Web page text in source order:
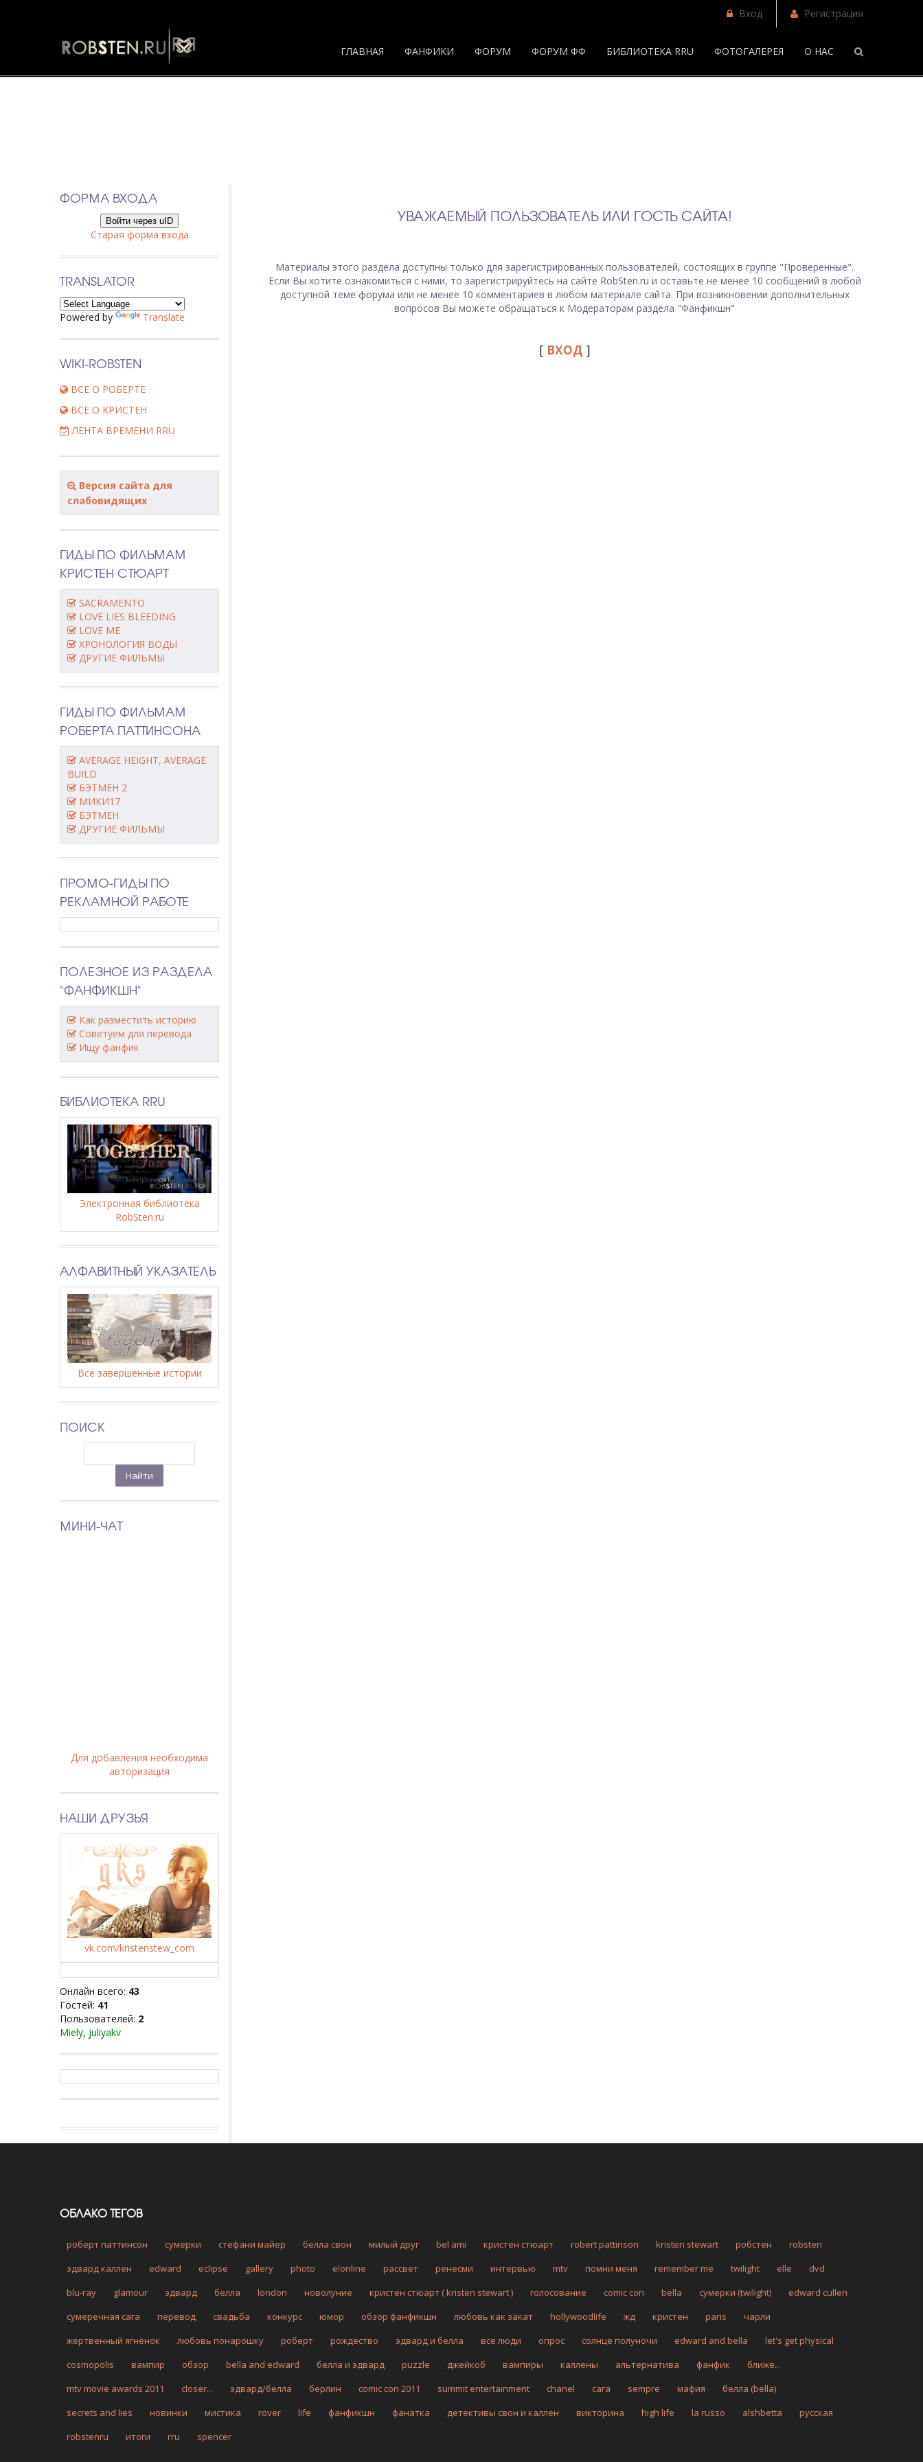
Вход Регистрация
ГЛАВНАЯ ФАНФИКИ ФОРУМ ФОРУМ ФФ БИБЛИОТЕКА RRU ФОТОГАЛЕРЕЯ О НАС
УВАЖАЕМЫЙ ПОЛЬЗОВАТЕЛЬ ИЛИ ГОСТЬ САЙТА!
Материалы этого раздела доступны только для зарегистрированных пользователей, состоящих в группе "Проверенные".
Если Вы хотите ознакомиться с ними, то зарегистрируйтесь на сайте RobSten.ru и оставьте не менее 10 сообщений в любой
доступной теме форума или не менее 10 комментариев в любом материале сайта. При возникновении дополнительных
вопросов Вы можете обращаться к Модераторам раздела "Фанфикшн"
[ ВХОД ]
ФОРМА ВХОДА
Войти через uID
Старая форма входа
TRANSLATOR
Powered by Translate
WIKI-ROBSTEN
ВСЕ О РОБЕРТЕ
ВСЕ О КРИСТЕН
ЛЕНТА ВРЕМЕНИ RRU
Версия сайта для
слабовидящих
ГИДЫ ПО ФИЛЬМАМ
КРИСТЕН СТЮАРТ
SACRAMENTO
LOVE LIES BLEEDING
LOVE ME
ХРОНОЛОГИЯ ВОДЫ
ДРУГИЕ ФИЛЬМЫ
ГИДЫ ПО ФИЛЬМАМ
РОБЕРТА ПАТТИНСОНА
AVERAGE HEIGHT, AVERAGE
BUILD
БЭТМЕН 2
МИКИ17
БЭТМЕН
ДРУГИЕ ФИЛЬМЫ
ПРОМО-ГИДЫ ПО
РЕКЛАМНОЙ РАБОТЕ
ПОЛЕЗНОЕ ИЗ РАЗДЕЛА
"ФАНФИКШН"
Как разместить историю
Советуем для перевода
Ищу фанфик
БИБЛИОТЕКА RRU
Электронная библиотека
RobSten.ru
АЛФАВИТНЫЙ УКАЗАТЕЛЬ
Все завершенные истории
ПОИСК
МИНИ-ЧАТ
Для добавления необходима
авторизация
НАШИ ДРУЗЬЯ
vk.com/kristenstew_com
Онлайн всего: 43
Гостей: 41
Пользователей: 2
Miely, juliyakv
ОБЛАКО ТЕГОВ
роберт паттинсон сумерки стефани майер белла свон милый друг bel ami кристен стюарт robert pattinson kristen stewart робстен
robsten
эдвард каллен
edward eclipse gallery photo e!online рассвет ренесми интервью mtv помни меня remember me twilight elle
dvd
blu-ray
glamour эдвард белла london новолуние кристен стюарт ( kristen stewart ) голосование comic con bella сумерки (twilight)
edward cullen
сумеречная сага
перевод свадьба конкурс юмор обзор фанфикшн любовь как закат hollywoodlife жд кристен paris
чарли
жертвенный ягнёнок
любовь понарошку роберт рождество эдвард и белла все люди опрос солнце полуночи edward and bella
let's get physical
cosmopolis
вампир обзор bella and edward белла и эдвард puzzle джейкоб вампиры каллены альтернатива фанфик
ближе...
mtv movie awards 2011
closer... эдвард/белла берлин comic con 2011 summit entertainment chanel сага sempre мафия
белла (bella)
secrets and lies
новинки мистика rover life фанфикшн фанатка детективы свон и каллен викторина high life la russo alshbetta
русская
robstenru
итоги rru spencer